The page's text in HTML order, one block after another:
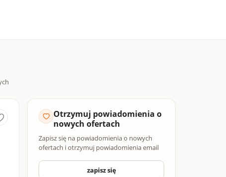
Otrzymuj powiadomienia o
nowych ofertach
Zapisz się na powiadomienia o nowych
ofertach i otrzymuj powiadomienia email
zapisz się